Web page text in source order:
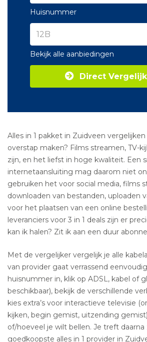
Huisnummer
Bekijk alle aanbiedingen
Direct
Alles in 1 pakket in Zuidveen
overstap maken? Films streamen, TV-
zijn, en het liefst in hoge kwaliteit. Een
internetaansluiting mag daarom niet
gebruiken het voor social media, films
downloaden van bestanden, uploaden
voor het plaatsen van een online
leveranciers voor 3 in 1 deals zijn er
kan ik halen? Zit ik aan een duur
Met de vergelijker vergelijk je alle
van provider gaat verrassend
huisnummer in, klik op ADSL, kabel of
beschikbaar), bekijk de verschillende
kies extra’s voor interactieve televisie
kijken, begin gemist, uitzending
of/hoeveel je wilt bellen. Je treft
goedkoopste alles in 1 provider in